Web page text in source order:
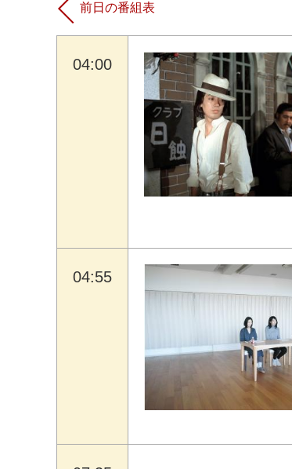
前日の番組表
04:00
04:55